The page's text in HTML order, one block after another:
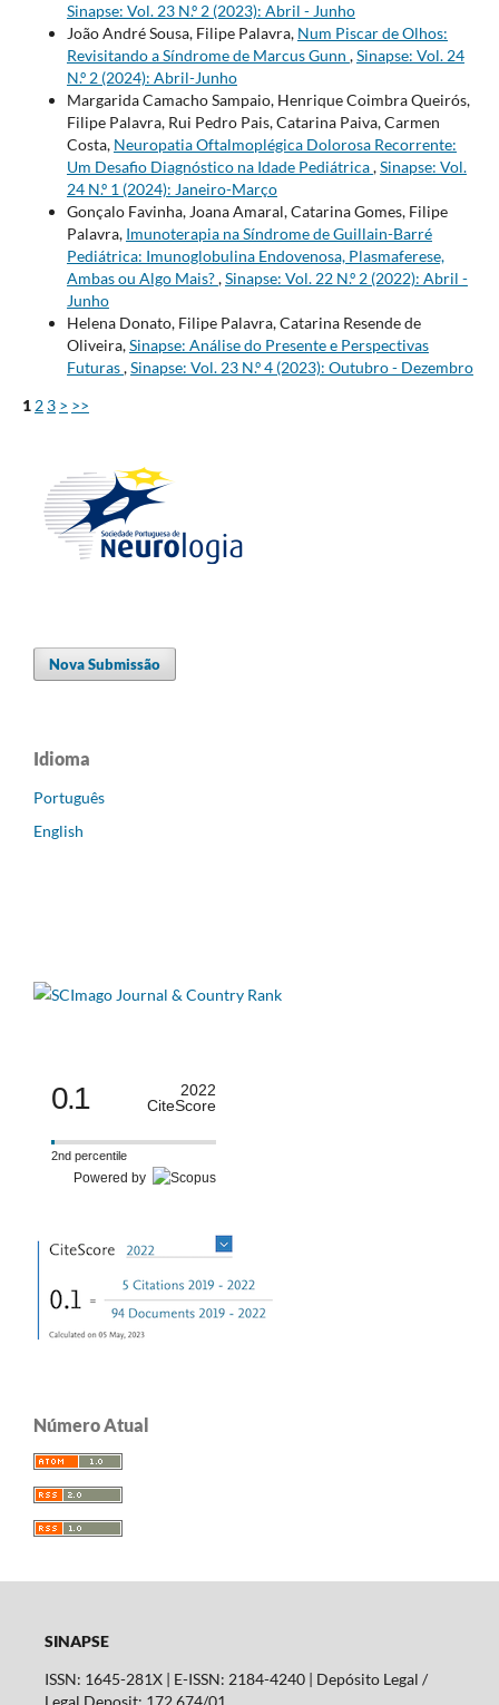
Sinapse: Vol. 23 N.º 2 (2023): Abril - Junho
João André Sousa, Filipe Palavra, Num Piscar de Olhos:
Revisitando a Síndrome de Marcus Gunn ,Sinapse: Vol. 24
N.º 2 (2024): Abril-Junho
Margarida Camacho Sampaio, Henrique Coimbra Queirós,
Filipe Palavra, Rui Pedro Pais, Catarina Paiva, Carmen
Costa, Neuropatia Oftalmoplégica Dolorosa Recorrente:
Um Desafio Diagnóstico na Idade Pediátrica,Sinapse: Vol.
24 N.º 1 (2024): Janeiro-Março
Gonçalo Favinha, Joana Amaral, Catarina Gomes, Filipe
Palavra, Imunoterapia na Síndrome de Guillain-Barré
Pediátrica: Imunoglobulina Endovenosa, Plasmaferese,
Ambas ou Algo Mais?,Sinapse: Vol. 22 N.º 2 (2022): Abril -
Junho
Helena Donato, Filipe Palavra, Catarina Resende de
Oliveira,Sinapse: Análise do Presente e Perspectivas
Futuras,Sinapse: Vol. 23 N.º 4 (2023): Outubro - Dezembro
1 2 3 > >>
Nova Submissão
Idioma
Português
English
0.1
2022
CiteScore
2nd percentile
Powered by
Número Atual
SINAPSE
ISSN: 1645-281X | E-ISSN: 2184-4240 | Depósito Legal /
Legal Deposit: 172 674/01